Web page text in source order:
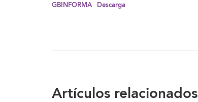
GBINFORMA Descarga
Artículos relacionados